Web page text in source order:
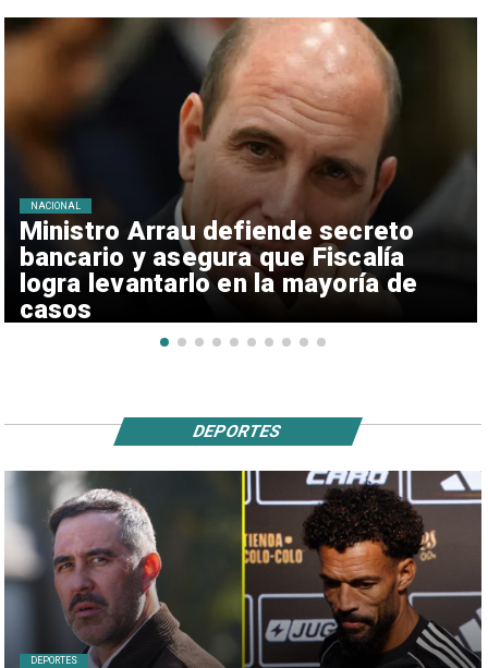
Ministro Arrau defiende secreto
bancario y asegura que Fiscalía
logra levantarlo en la mayoría de
casos
NACIONAL
DEPORTES
DEPORTES